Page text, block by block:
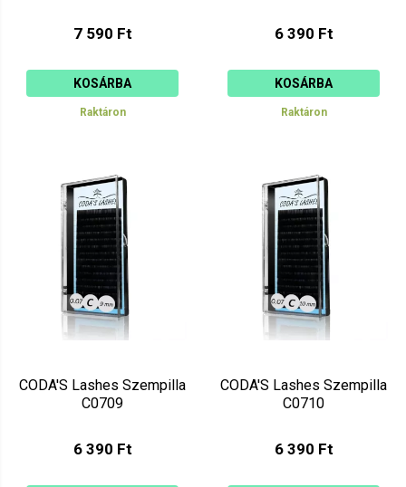
7 590 Ft
KOSÁRBA
Raktáron
6 390 Ft
KOSÁRBA
Raktáron
CODA'S Lashes Szempilla
C0709
6 390 Ft
CODA'S Lashes Szempilla
C0710
6 390 Ft